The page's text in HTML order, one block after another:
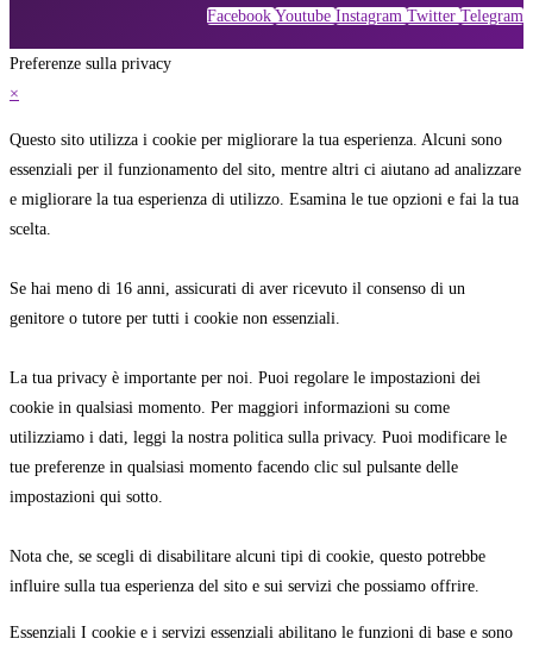
Facebook Youtube Instagram Twitter Telegram
Preferenze sulla privacy
×
Questo sito utilizza i cookie per migliorare la tua esperienza. Alcuni sono
essenziali per il funzionamento del sito, mentre altri ci aiutano ad analizzare
e migliorare la tua esperienza di utilizzo. Esamina le tue opzioni e fai la tua
scelta.
Se hai meno di 16 anni, assicurati di aver ricevuto il consenso di un
genitore o tutore per tutti i cookie non essenziali.
La tua privacy è importante per noi. Puoi regolare le impostazioni dei
cookie in qualsiasi momento. Per maggiori informazioni su come
utilizziamo i dati, leggi la nostra politica sulla privacy. Puoi modificare le
tue preferenze in qualsiasi momento facendo clic sul pulsante delle
impostazioni qui sotto.
Nota che, se scegli di disabilitare alcuni tipi di cookie, questo potrebbe
influire sulla tua esperienza del sito e sui servizi che possiamo offrire.
Essenziali I cookie e i servizi essenziali abilitano le funzioni di base e sono